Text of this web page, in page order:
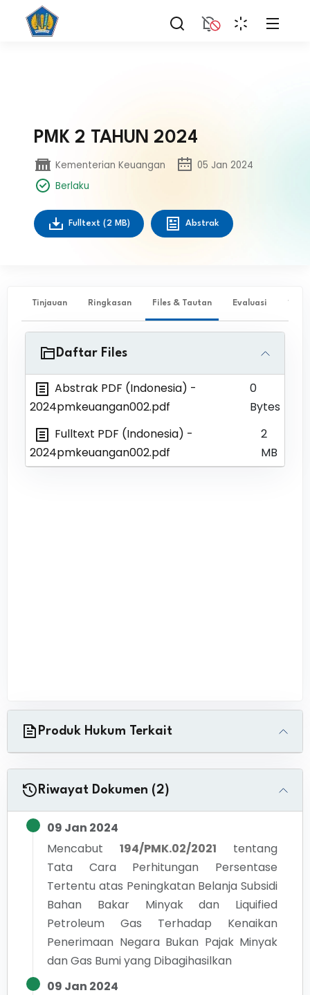
PMK 2 TAHUN 2024
Kementerian Keuangan
05 Jan 2024
Berlaku
Fulltext (2 MB) Abstrak
Tinjauan Ringkasan Files & Tautan Evaluasi ✨
Daftar Files
Abstrak PDF (Indonesia) -
2024pmkeuangan002.pdf
0
Bytes
Fulltext PDF (Indonesia) -
2024pmkeuangan002.pdf
2
MB
Produk Hukum Terkait
Riwayat Dokumen (2)
09 Jan 2024
Mencabut
194/PMK.02/2021
tentang
Tata Cara Perhitungan Persentase
Tertentu atas Peningkatan Belanja Subsidi
Bahan Bakar Minyak dan Liquified
Petroleum Gas Terhadap Kenaikan
Penerimaan Negara Bukan Pajak Minyak
dan Gas Bumi yang Dibagihasilkan
09 Jan 2024